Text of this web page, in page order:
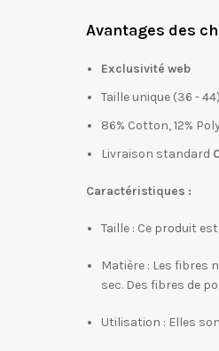
Avantages des
Exclusivité web
Taille unique (36 - 44)
86% Cotton, 12%
Livraison standard
Caractéristiques :
Taille : Ce produit
Matière : Les fibres
sec. Des fibres de
Utilisation : Elles